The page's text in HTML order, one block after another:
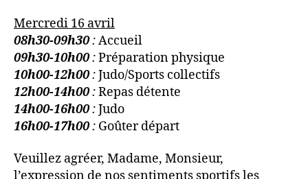
Mercredi 16 avril
08h30-09h30:Accueil
09h30-10h00:Préparation physique
10h00-12h00:Judo/Sports collectifs
12h00-14h00:Repas détente
14h00-16h00:Judo
16h00-17h00: Goûter départ
Veuillez agréer, Madame, Monsieur,